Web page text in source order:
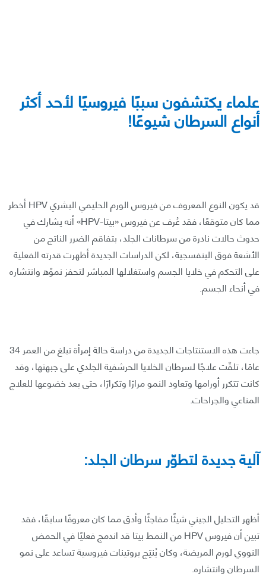
علماء يكتشفون سببًا فيروسيًا لأحد أكثر
أنواع السرطان شيوعًا!
قد يكون النوع المعروف من فيروس الورم الحليمي البشري HPV أخطر
مما كان متوقعًا، فقد عُرف عن فيروس «بيتا-HPV» أنه يشارك في
حدوث حالات نادرة من سرطانات الجلد، بتفاقم الضرر الناتج من
الأشعة فوق البنفسجية، لكن الدراسات الجديدة أظهرت قدرته الفعلية
على التحكم في خلايا الجسم واستغلالها المباشر لتحفز نموّه وانتشاره
في أنحاء الجسم.
جاءت هذه الاستنتاجات الجديدة من دراسة حالة إمرأة تبلغ من العمر 34
عامًا، تلقّت علاجًا لسرطان الخلايا الحرشفية الجلدي على جبهتها، وقد
كانت تتكرر أورامها وتعاود النمو مرارًا وتكرارًا، حتى بعد خضوعها للعلاج
المناعي والجراحات.
آلية جديدة لتطوّر سرطان الجلد:
أظهر التحليل الجيني شيئًا مفاجئًا وأدق مما كان معروفًا سابقًا، فقد
تبين أن فيروس HPV من النمط بيتا قد اندمج فعليًا في الحمض
النووي لورم المريضة، وكان يُنتِج بروتينات فيروسية تساعد على نمو
السرطان وانتشاره.